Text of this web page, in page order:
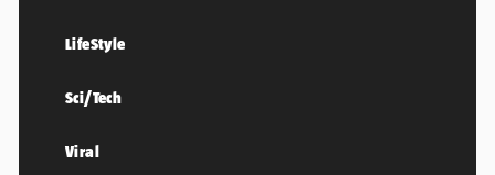
LifeStyle
Sci/Tech
Viral